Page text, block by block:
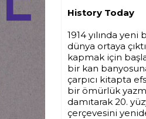
History Today
1914 yılında
dünya ortaya
kapmak için
bir kan
çarpıcı kitapta
bir ömürlük
damıtarak 20.
çerçevesini